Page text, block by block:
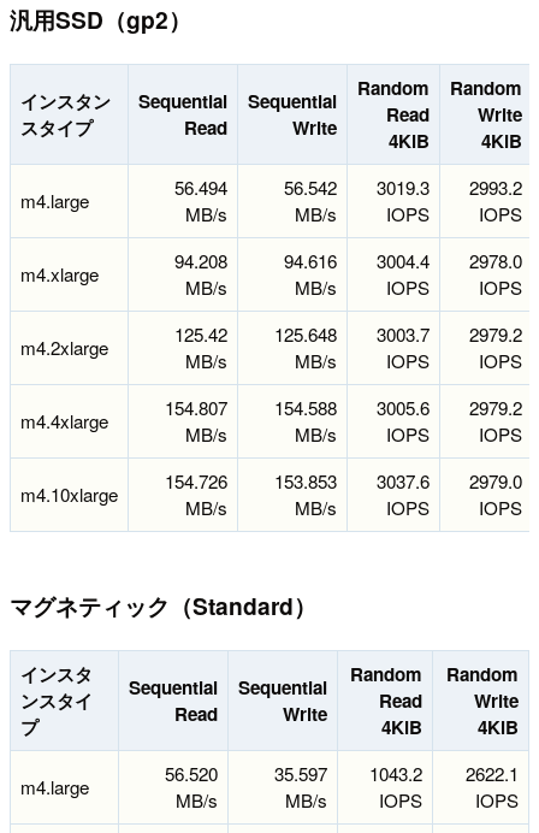
汎用SSD（gp2）
インスタン
スタイプ
Sequential
Read
Sequential
Write
Random
Read
4KiB
Random
Write
4KiB
m4.large
56.494
MB/s
56.542
MB/s
3019.3
IOPS
2993.2
IOPS
m4.xlarge
94.208
MB/s
94.616
MB/s
3004.4
IOPS
2978.0
IOPS
m4.2xlarge
125.42
MB/s
125.648
MB/s
3003.7
IOPS
2979.2
IOPS
m4.4xlarge
154.807
MB/s
154.588
MB/s
3005.6
IOPS
2979.2
IOPS
m4.10xlarge
154.726
MB/s
153.853
MB/s
3037.6
IOPS
2979.0
IOPS
マグネティック（Standard）
インスタ
ンスタイ
プ
Sequential
Read
Sequential
Write
Random
Read
4KiB
Random
Write
4KiB
m4.large
56.520
MB/s
35.597
MB/s
1043.2
IOPS
2622.1
IOPS